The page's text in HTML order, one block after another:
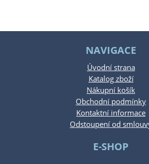
NAVIGACE
Úvodní strana
Katalog zboží
Nákupní košík
Obchodní podmínky
Kontaktní informace
Odstoupení od
E-SHOP